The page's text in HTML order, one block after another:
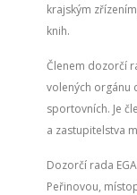
krajským
knih.
Členem dozorčí
volených orgánu
sportovních. Je
a zastupitelstva
Dozorčí rada
Peřinovou,